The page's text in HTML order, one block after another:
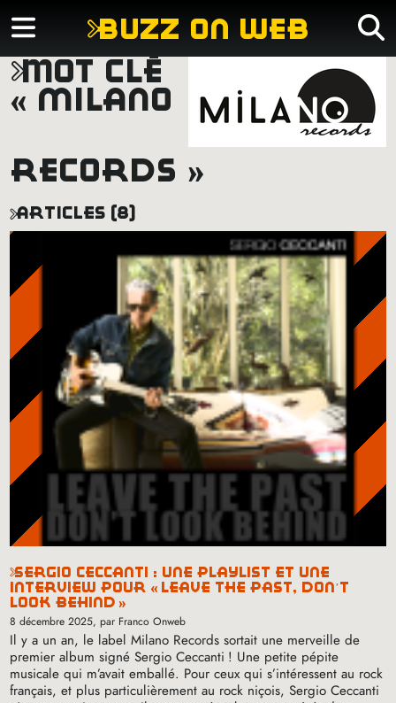
buzz on web
mot clé
« milano
records »
articles (8)
sergio ceccanti : une playlist et une
interview pour « leave the past, don’t
look behind »
8 décembre 2025, par Franco Onweb
Il y a un an, le label Milano Records sortait une merveille de
premier album signé Sergio Ceccanti ! Une petite pépite
musicale qui m’avait emballé. Pour ceux qui s’intéressent au rock
français, et plus particulièrement au rock niçois, Sergio Ceccanti